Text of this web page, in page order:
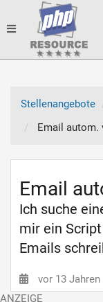
Toggle
Stellenangebote
Email autom.
Email
Ich suche
mir ein
Emails
vor 13 Jahren